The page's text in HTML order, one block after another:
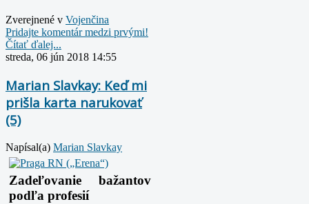
Zverejnené v Vojenčina
Pridajte komentár medzi prvými!
Čítať ďalej...
streda, 06 jún 2018 14:55
Marian Slavkay: Keď mi
prišla karta narukovať
(5)
Napísal(a) Marian Slavkay
Zadeľovanie bažantov
podľa profesií